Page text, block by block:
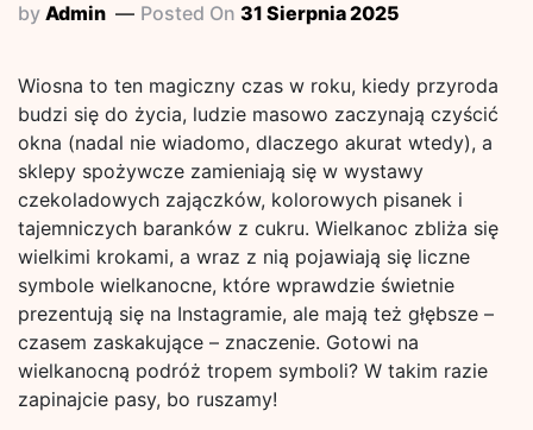
by Admin Posted On 31 Sierpnia 2025
Wiosna to ten magiczny czas w roku, kiedy przyroda
budzi się do życia, ludzie masowo zaczynają czyścić
okna (nadal nie wiadomo, dlaczego akurat wtedy), a
sklepy spożywcze zamieniają się w wystawy
czekoladowych zajączków, kolorowych pisanek i
tajemniczych baranków z cukru. Wielkanoc zbliża się
wielkimi krokami, a wraz z nią pojawiają się liczne
symbole wielkanocne, które wprawdzie świetnie
prezentują się na Instagramie, ale mają też głębsze –
czasem zaskakujące – znaczenie. Gotowi na
wielkanocną podróż tropem symboli? W takim razie
zapinajcie pasy, bo ruszamy!